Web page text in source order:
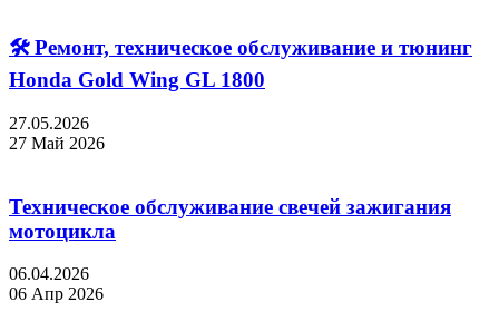
🛠 Ремонт, техническое обслуживание и тюнинг
Honda Gold Wing GL 1800
27.05.2026
27 Май 2026
Техническое обслуживание свечей зажигания
мотоцикла
06.04.2026
06 Апр 2026